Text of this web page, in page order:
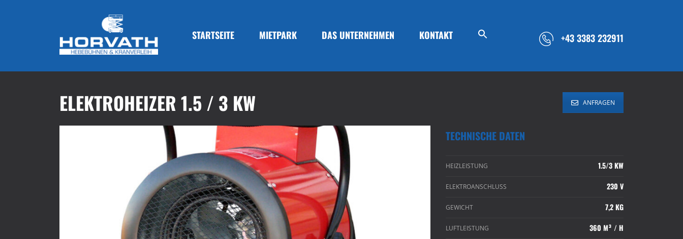
+43 3383 232911
STARTSEITE MIETPARK DAS UNTERNEHMEN KONTAKT
ELEKTROHEIZER 1.5 / 3 KW ANFRAGEN
TECHNISCHE DATEN
HEIZLEISTUNG 1.5/3 KW
ELEKTROANSCHLUSS 230 V
GEWICHT 7,2 KG
LUFTLEISTUNG 360 M³ / H